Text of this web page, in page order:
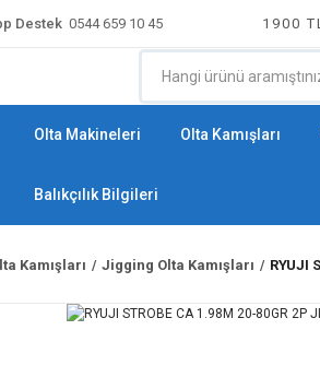
Destek 0544 659 10 45 1900
Olta Makineleri Olta Kamışları
Balıkçılık Bilgileri
Kamışları Jigging Olta Kamışları RYUJI